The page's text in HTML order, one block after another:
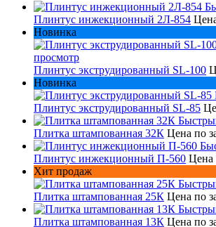
Плинтус инжекционный 2Л-854
Новинка
просмотр
Плинтус экструдированный SL-100
Новинка
Плинтус экструдированный SL-85
Плитка штампованная 32К Цена по
Плинтус инжекционный П-560 Цена
Хит продаж
Плитка штампованная 25К Цена по
Плитка штампованная 13К Цена по